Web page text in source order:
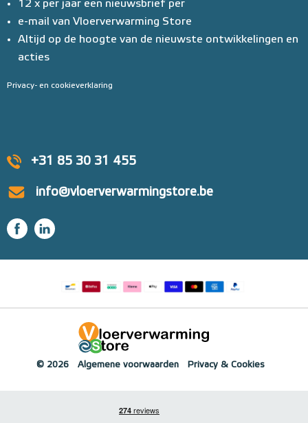
+31 85 30 31 455
info@vloerverwarmingstore.be
12 x per jaar een nieuwsbrief per
e-mail van Vloerverwarming Store
Altijd op de hoogte van de nieuwste ontwikkelingen en
acties
Privacy- en cookieverklaring
© 2026 Algemene voorwaarden Privacy & Cookies